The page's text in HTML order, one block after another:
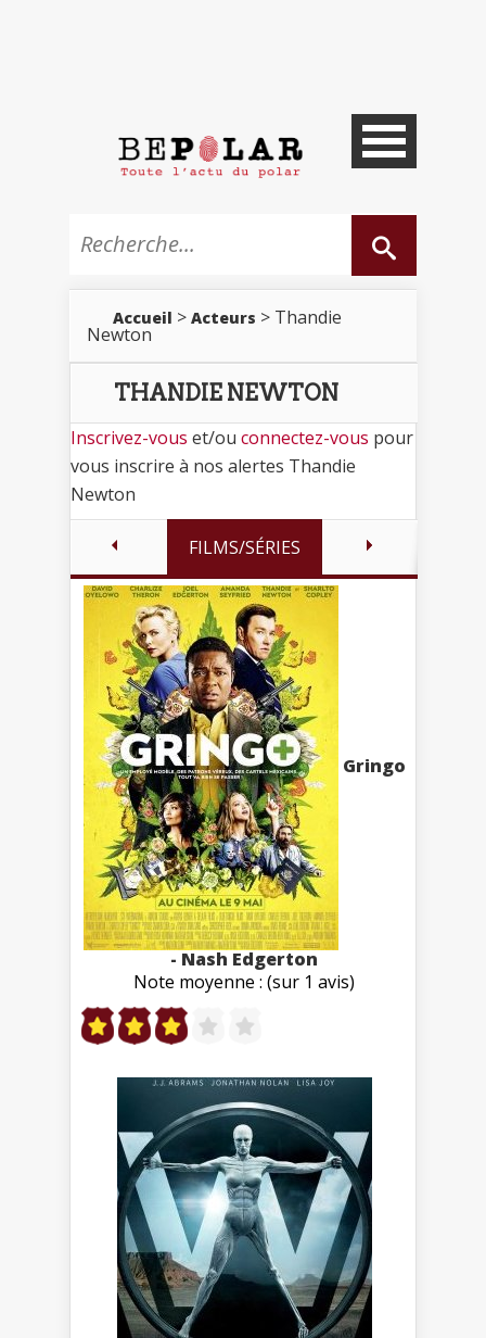
Accueil > Acteurs > Thandie
Newton
THANDIE NEWTON
Inscrivez-vous et/ou connectez-vous pour
vous inscrire à nos alertes Thandie
Newton
FILMS/SÉRIES
Gringo
- Nash Edgerton
Note moyenne : (sur 1 avis)